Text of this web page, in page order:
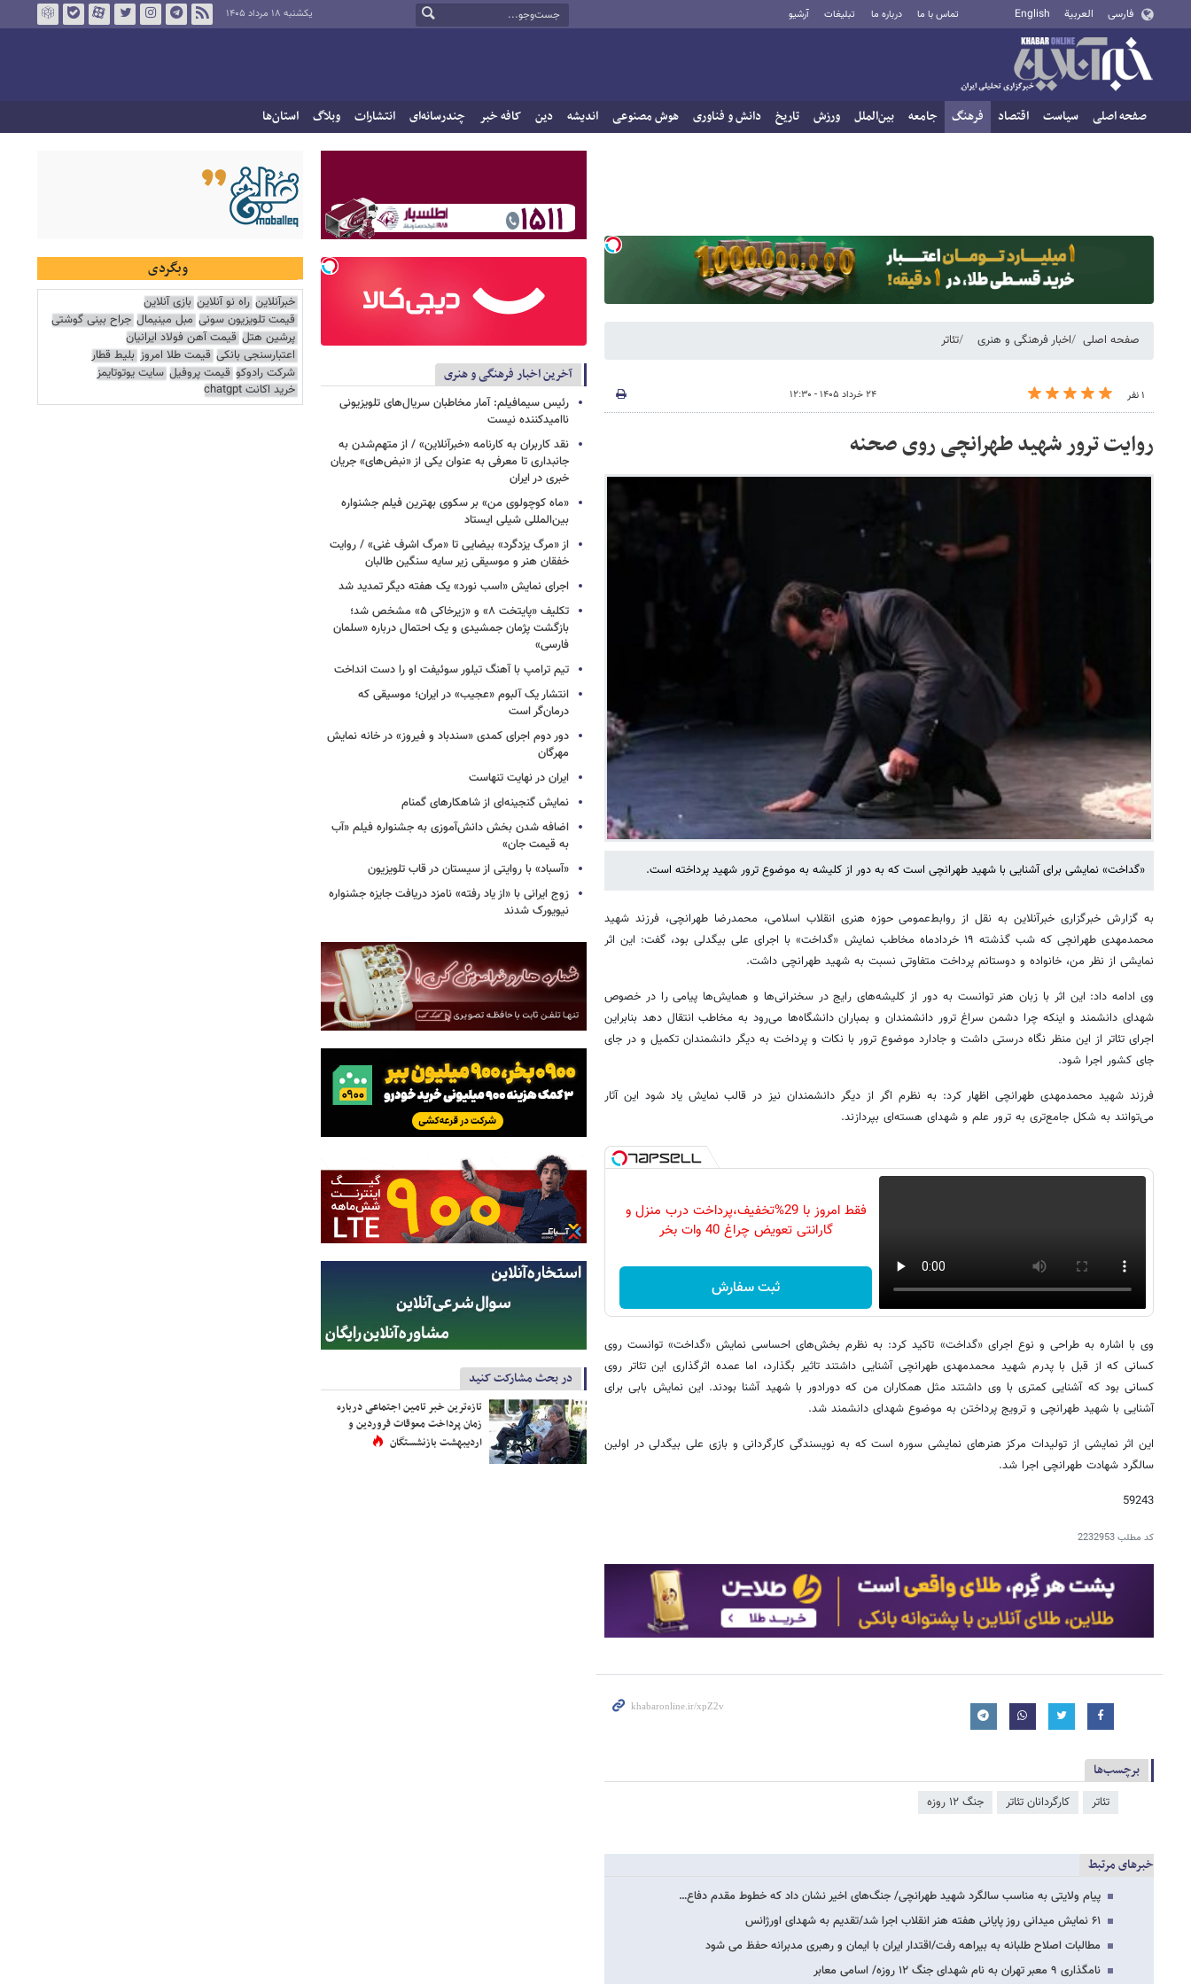
فارسی العربية English تماس با ما درباره ما تبلیغات آرشیو یکشنبه ۱۸ مرداد ۱۴۰۵
صفحه اصلی سیاست اقتصاد فرهنگ جامعه بین‌الملل ورزش تاریخ دانش و فناوری هوش مصنوعی اندیشه دین کافه خبر چندرسانه‌ای انتشارات وبلاگ استان‌ها
صفحه اصلی اخبار فرهنگی و هنری تئاتر
۱ نفر ۲۴ خرداد ۱۴۰۵ - ۱۲:۳۰
روایت ترور شهید طهرانچی روی صحنه
«گداخت» نمایشی برای آشنایی با شهید طهرانچی است که به دور از کلیشه به موضوع ترور شهید پرداخته است.
به گزارش خبرگزاری خبرآنلاین به نقل از روابط‌عمومی حوزه هنری انقلاب اسلامی، محمدرضا طهرانچی، فرزند شهید
محمدمهدی طهرانچی که شب گذشته ۱۹ خردادماه مخاطب نمایش «گداخت» با اجرای علی بیگدلی بود، گفت: این اثر
نمایشی از نظر من، خانواده و دوستانم پرداخت متفاوتی نسبت به شهید طهرانچی داشت.
وی ادامه داد: این اثر با زبان هنر توانست به دور از کلیشه‌های رایج در سخنرانی‌ها و همایش‌ها پیامی را در خصوص
شهدای دانشمند و اینکه چرا دشمن سراغ ترور دانشمندان و بمباران دانشگاه‌ها می‌رود به مخاطب انتقال دهد بنابراین
اجرای تئاتر از این منظر نگاه درستی داشت و جادارد موضوع ترور با نکات و پرداخت به دیگر دانشمندان تکمیل و در جای
جای کشور اجرا شود.
فرزند شهید محمدمهدی طهرانچی اظهار کرد: به نظرم اگر از دیگر دانشمندان نیز در قالب نمایش یاد شود این آثار
می‌توانند به شکل جامع‌تری به ترور علم و شهدای هسته‌ای بپردازند.
فقط امروز با 29%تخفیف،پرداخت درب منزل و
گارانتی تعویض چراغ 40 وات بخر
ثبت سفارش
وی با اشاره به طراحی و نوع اجرای «گداخت» تاکید کرد: به نظرم بخش‌های احساسی نمایش «گداخت» توانست روی
کسانی که از قبل با پدرم شهید محمدمهدی طهرانچی آشنایی داشتند تاثیر بگذارد، اما عمده اثرگذاری این تئاتر روی
کسانی بود که آشنایی کمتری با وی داشتند مثل همکاران من که دورادور با شهید آشنا بودند. این نمایش بابی برای
آشنایی با شهید طهرانچی و ترویج پرداختن به موضوع شهدای دانشمند شد.
این اثر نمایشی از تولیدات مرکز هنرهای نمایشی سوره است که به نویسندگی کارگردانی و بازی علی بیگدلی در اولین
سالگرد شهادت طهرانچی اجرا شد.
59243
کد مطلب2232953
برچسب‌ها
تئاتر کارگردانان تئاتر جنگ ۱۲ روزه
خبرهای مرتبط
پیام ولایتی به مناسب سالگرد شهید طهرانچی/ جنگ‌های اخیر نشان داد که خطوط مقدم دفاع…
۶۱ نمایش میدانی روز پایانی هفته هنر انقلاب اجرا شد/تقدیم به شهدای اورژانس
مطالبات اصلاح طلبانه به بیراهه رفت/اقتدار ایران با ایمان و رهبری مدبرانه حفظ می شود
نامگذاری ۹ معبر تهران به نام شهدای جنگ ۱۲ روزه/ اسامی معابر
آخرین اخبار فرهنگی و هنری
رئیس سیمافیلم: آمار مخاطبان سریال‌های تلویزیونی
ناامیدکننده نیست
نقد کاربران به کارنامه «خبرآنلاین» / از متهم‌شدن به
جانبداری تا معرفی به عنوان یکی از «نبض‌های» جریان
خبری در ایران
«ماه کوچولوی من» بر سکوی بهترین فیلم جشنواره
بین‌المللی شیلی ایستاد
از «مرگ یزدگرد» بیضایی تا «مرگ اشرف غنی» / روایت
خفقان هنر و موسیقی زیر سایه سنگین طالبان
اجرای نمایش «اسب نورد» یک هفته دیگر تمدید شد
تکلیف «پایتخت ۸» و «زیرخاکی ۵» مشخص شد؛
بازگشت پژمان جمشیدی و یک احتمال درباره «سلمان
فارسی»
تیم ترامپ با آهنگ تیلور سوئیفت او را دست انداخت
انتشار یک آلبوم «عجیب» در ایران؛ موسیقی که
درمان‌گر است
دور دوم اجرای کمدی «سندباد و فیروز» در خانه نمایش
مهرگان
ایران در نهایت تنهاست
نمایش گنجینه‌ای از شاهکارهای گمنام
اضافه شدن بخش دانش‌آموزی به جشنواره فیلم «آب
به قیمت جان»
«آسباد» با روایتی از سیستان در قاب تلویزیون
زوج ایرانی با «از یاد رفته» نامزد دریافت جایزه جشنواره
نیویورک شدند
در بحث مشارکت کنید
تازه‌ترین خبر تامین اجتماعی درباره
زمان پرداخت معوقات فروردین و
اردیبهشت بازنشستگان
وبگردی
خبرآنلاین راه نو آنلاین بازی آنلاین
قیمت تلویزیون سونی مبل مینیمال جراح بینی گوشتی
پرشین هتل قیمت آهن فولاد ایرانیان
اعتبارسنجی بانکی قیمت طلا امروز بلیط قطار
شرکت رادوکو قیمت پروفیل سایت یوتوتایمز
خرید اکانت chatgpt